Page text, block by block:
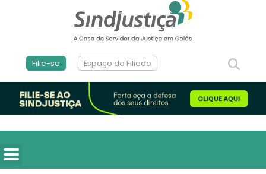
Filie-se Espaço do Filiado